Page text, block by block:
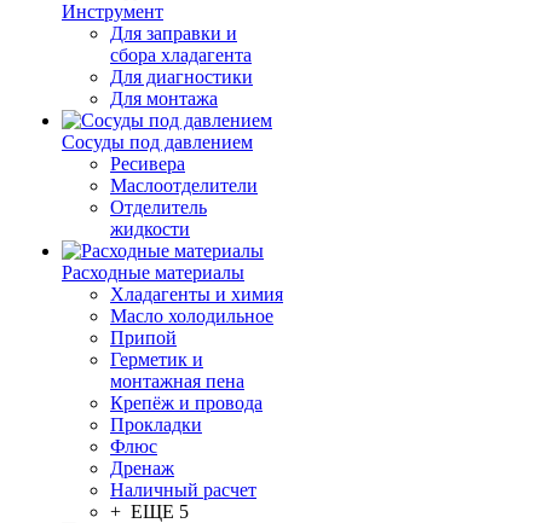
Инструмент
Для заправки и
сбора хладагента
Для диагностики
Для монтажа
Сосуды под давлением
Ресивера
Маслоотделители
Отделитель
жидкости
Расходные материалы
Хладагенты и химия
Масло холодильное
Припой
Герметик и
монтажная пена
Крепёж и провода
Прокладки
Флюс
Дренаж
Наличный расчет
+ ЕЩЕ 5